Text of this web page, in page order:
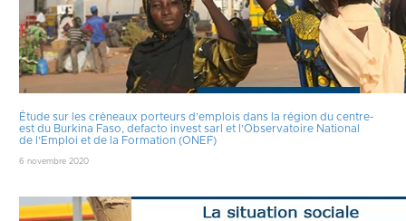
Étude sur les créneaux porteurs d’emplois dans la région du centre-
est du Burkina Faso, defacto invest sarl et l’Observatoire National
de l’Emploi et de la Formation (ONEF)
6 novembre 2020